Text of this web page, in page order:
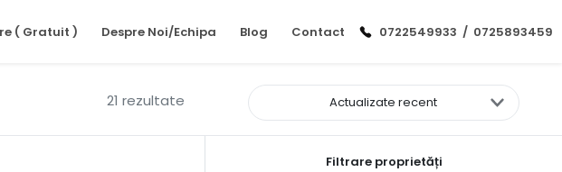
( Gratuit ) Despre Noi/Echipa Blog Contact 0722549933 / 0725893459
21 rezultate Actualizate recent
Filtrare proprietăți